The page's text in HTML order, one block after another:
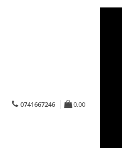
0741667246 0,00